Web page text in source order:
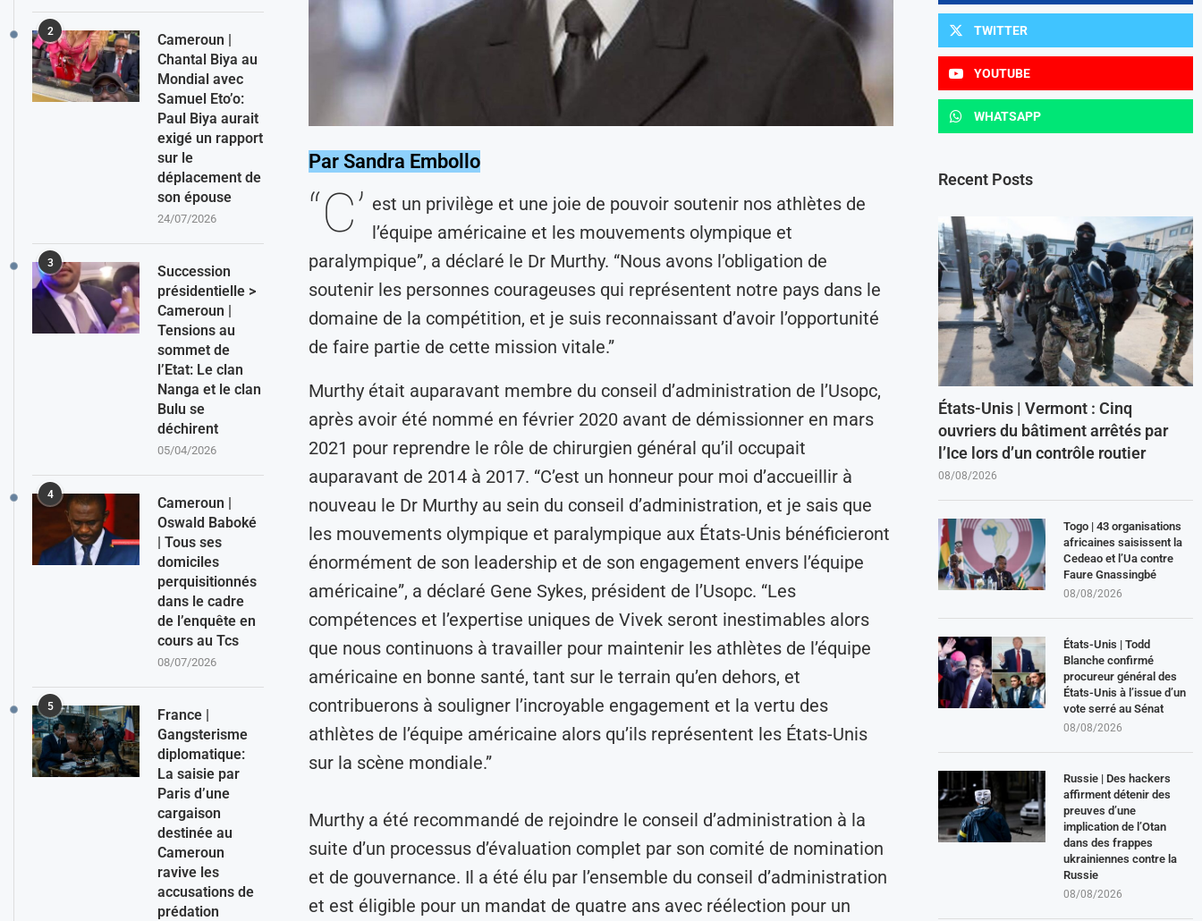
Par Sandra Embollo
“C’ est un privilège et une joie de pouvoir soutenir nos athlètes de
l’équipe américaine et les mouvements olympique et
paralympique”, a déclaré le Dr Murthy. “Nous avons l’obligation de
soutenir les personnes courageuses qui représentent notre pays dans le
domaine de la compétition, et je suis reconnaissant d’avoir l’opportunité
de faire partie de cette mission vitale.”
Murthy était auparavant membre du conseil d’administration de l’Usopc,
après avoir été nommé en février 2020 avant de démissionner en mars
2021 pour reprendre le rôle de chirurgien général qu’il occupait
auparavant de 2014 à 2017. “C’est un honneur pour moi d’accueillir à
nouveau le Dr Murthy au sein du conseil d’administration, et je sais que
les mouvements olympique et paralympique aux États-Unis bénéficieront
énormément de son leadership et de son engagement envers l’équipe
américaine”, a déclaré Gene Sykes, président de l’Usopc. “Les
compétences et l’expertise uniques de Vivek seront inestimables alors
que nous continuons à travailler pour maintenir les athlètes de l’équipe
américaine en bonne santé, tant sur le terrain qu’en dehors, et
contribuerons à souligner l’incroyable engagement et la vertu des
athlètes de l’équipe américaine alors qu’ils représentent les États-Unis
sur la scène mondiale.”
Murthy a été recommandé de rejoindre le conseil d’administration à la
suite d’un processus d’évaluation complet par son comité de nomination
et de gouvernance. Il a été élu par l’ensemble du conseil d’administration
et est éligible pour un mandat de quatre ans avec réélection pour un
TWITTER
YOUTUBE
WHATSAPP
Recent Posts
États-Unis | Vermont : Cinq
ouvriers du bâtiment arrêtés par
l’Ice lors d’un contrôle routier
08/08/2026
Togo | 43 organisations
africaines saisissent la
Cedeao et l’Ua contre
Faure Gnassingbé
08/08/2026
États-Unis | Todd
Blanche confirmé
procureur général des
États-Unis à l’issue d’un
vote serré au Sénat
08/08/2026
Russie | Des hackers
affirment détenir des
preuves d’une
implication de l’Otan
dans des frappes
ukrainiennes contre la
Russie
08/08/2026
2
Cameroun |
Chantal Biya au
Mondial avec
Samuel Eto’o:
Paul Biya aurait
exigé un rapport
sur le
déplacement de
son épouse
24/07/2026
3
Succession
présidentielle >
Cameroun |
Tensions au
sommet de
l’Etat: Le clan
Nanga et le clan
Bulu se
déchirent
05/04/2026
4
Cameroun |
Oswald Baboké
| Tous ses
domiciles
perquisitionnés
dans le cadre
de l’enquête en
cours au Tcs
08/07/2026
5
France |
Gangsterisme
diplomatique:
La saisie par
Paris d’une
cargaison
destinée au
Cameroun
ravive les
accusations de
prédation